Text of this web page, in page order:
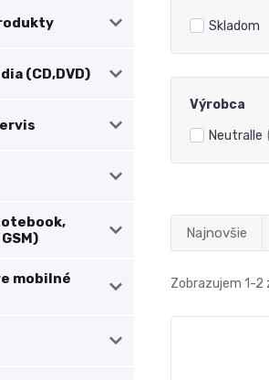
(CD,DVD)
mobilné
Skladom
Výrobca
Neutralle
Najnovšie
Zobrazujem 1-2